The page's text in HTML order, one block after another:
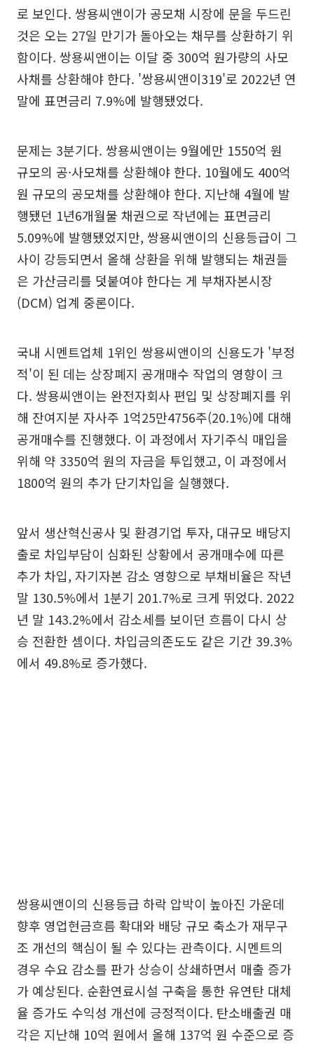
로 보인다. 쌍용씨앤이가 공모채 시장에 문을 두드린
것은 오는 27일 만기가 돌아오는 채무를 상환하기 위
함이다. 쌍용씨앤이는 이달 중 300억 원가량의 사모
사채를 상환해야 한다. '쌍용씨앤이319'로 2022년 연
말에 표면금리 7.9%에 발행됐었다.
문제는 3분기다. 쌍용씨앤이는 9월에만 1550억 원
규모의 공·사모채를 상환해야 한다. 10월에도 400억
원 규모의 공모채를 상환해야 한다. 지난해 4월에 발
행됐던 1년6개월물 채권으로 작년에는 표면금리
5.09%에 발행됐었지만, 쌍용씨앤이의 신용등급이 그
사이 강등되면서 올해 상환을 위해 발행되는 채권들
은 가산금리를 덧붙여야 한다는 게 부채자본시장
(DCM) 업계 중론이다.
국내 시멘트업체 1위인 쌍용씨앤이의 신용도가 '부정
적'이 된 데는 상장폐지 공개매수 작업의 영향이 크
다. 쌍용씨앤이는 완전자회사 편입 및 상장폐지를 위
해 잔여지분 자사주 1억25만4756주(20.1%)에 대해
공개매수를 진행했다. 이 과정에서 자기주식 매입을
위해 약 3350억 원의 자금을 투입했고, 이 과정에서
1800억 원의 추가 단기차입을 실행했다.
앞서 생산혁신공사 및 환경기업 투자, 대규모 배당지
출로 차입부담이 심화된 상황에서 공개매수에 따른
추가 차입, 자기자본 감소 영향으로 부채비율은 작년
말 130.5%에서 1분기 201.7%로 크게 뛰었다. 2022
년 말 143.2%에서 감소세를 보이던 흐름이 다시 상
승 전환한 셈이다. 차입금의존도도 같은 기간 39.3%
에서 49.8%로 증가했다.
쌍용씨앤이의 신용등급 하락 압박이 높아진 가운데
향후 영업현금흐름 확대와 배당 규모 축소가 재무구
조 개선의 핵심이 될 수 있다는 관측이다. 시멘트의
경우 수요 감소를 판가 상승이 상쇄하면서 매출 증가
가 예상된다. 순환연료시설 구축을 통한 유연탄 대체
율 증가도 수익성 개선에 긍정적이다. 탄소배출권 매
각은 지난해 10억 원에서 올해 137억 원 수준으로 증